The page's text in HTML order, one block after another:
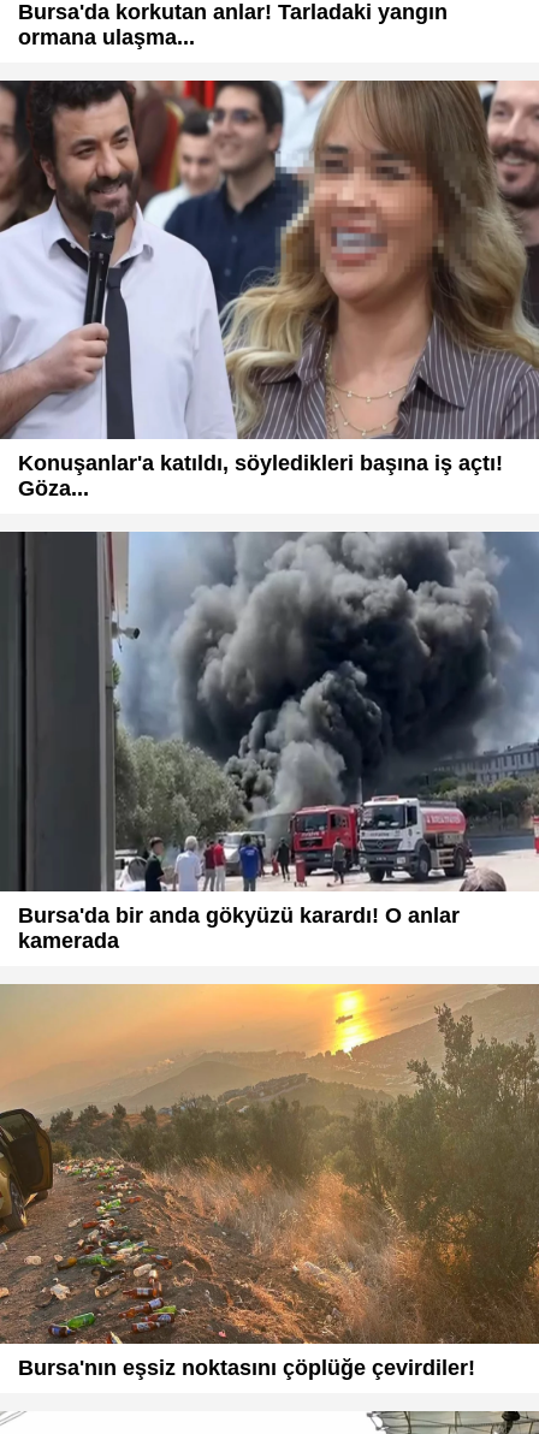
Bursa'da korkutan anlar! Tarladaki yangın
ormana ulaşma...
Konuşanlar'a katıldı, söyledikleri başına iş açtı!
Göza...
Bursa'da bir anda gökyüzü karardı! O anlar
kamerada
Bursa'nın eşsiz noktasını çöplüğe çevirdiler!